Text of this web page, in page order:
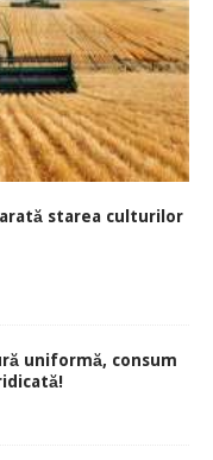
starea culturilor
uniformă, consum